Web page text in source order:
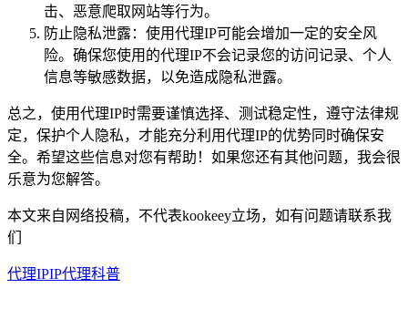
击、恶意爬取网站等行为。
防止隐私泄露：使用代理IP可能会增加一定的安全风
险。确保您使用的代理IP不会记录您的访问记录、个人
信息等敏感数据，以免造成隐私泄露。
总之，使用代理IP时需要谨慎选择、测试稳定性，遵守法律规
定，保护个人隐私，才能充分利用代理IP的优势同时确保安
全。希望这些信息对您有帮助！如果您还有其他问题，我会很
乐意为您解答。
本文来自网络投稿，不代表kookeey立场，如有问题请联系我
们
代理IPIP代理科普